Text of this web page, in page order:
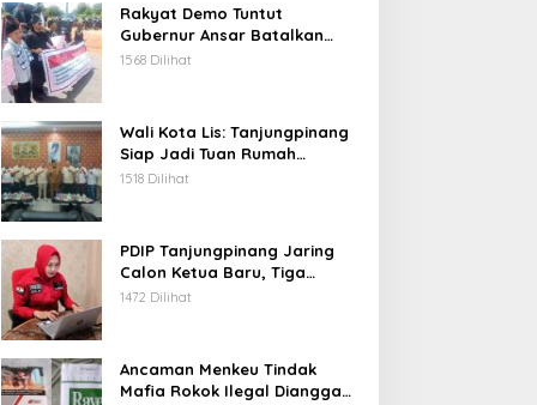
Rakyat Demo Tuntut
Gubernur Ansar Batalkan
Lelang Kawasan Gurindam 12
1568 Dilihat
Wali Kota Lis: Tanjungpinang
Siap Jadi Tuan Rumah
Porprov Kepri VI 2026
1518 Dilihat
PDIP Tanjungpinang Jaring
Calon Ketua Baru, Tiga
Kandidat Jalani Psikotest
1472 Dilihat
Ancaman Menkeu Tindak
Mafia Rokok Ilegal Dianggap